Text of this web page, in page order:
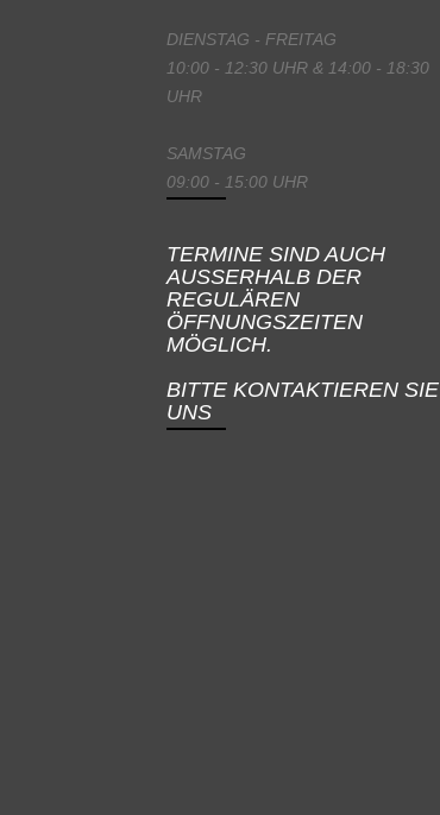
DIENSTAG - FREITAG
10:00 - 12:30 UHR & 14:00 - 18:30
UHR
SAMSTAG
09:00 - 15:00 UHR
TERMINE SIND AUCH
AUSSERHALB DER
REGULÄREN
ÖFFNUNGSZEITEN
MÖGLICH.
BITTE KONTAKTIEREN SIE
UNS